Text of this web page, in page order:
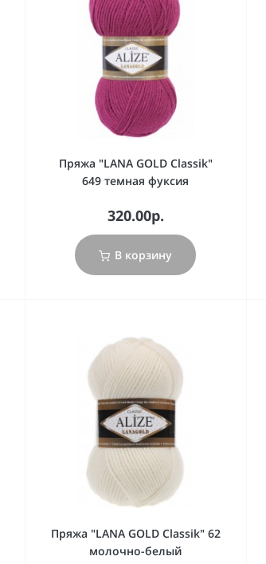
Пряжа "LANA GOLD Classik"
649 темная фуксия
320.00р.
В корзину
Пряжа "LANA GOLD Classik" 62
молочно-белый